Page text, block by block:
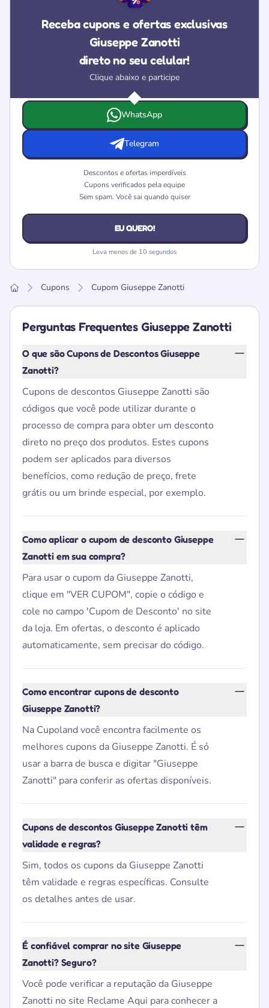
Receba cupons e ofertas exclusivas
Giuseppe Zanotti
direto no seu celular!
Clique abaixo e participe
Escolha onde deseja receber as ofertas e cupons da
WhatsApp
Telegram
Descontos e ofertas imperdíveis
Cupons verificados pela equipe
Sem spam. Você sai quando quiser
EU QUERO!
Leva menos de 10 segundos
Cupons Cupom Giuseppe Zanotti
Perguntas Frequentes Giuseppe Zanotti
O que são Cupons de Descontos Giuseppe
Zanotti?
Cupons de descontos Giuseppe Zanotti são
códigos que você pode utilizar durante o
processo de compra para obter um desconto
direto no preço dos produtos. Estes cupons
podem ser aplicados para diversos
benefícios, como redução de preço, frete
grátis ou um brinde especial, por exemplo.
Como aplicar o cupom de desconto Giuseppe
Zanotti em sua compra?
Para usar o cupom da Giuseppe Zanotti,
clique em "VER CUPOM", copie o código e
cole no campo 'Cupom de Desconto' no site
da loja. Em ofertas, o desconto é aplicado
automaticamente, sem precisar do código.
Como encontrar cupons de desconto
Giuseppe Zanotti?
Na Cupoland você encontra facilmente os
melhores cupons da Giuseppe Zanotti. É só
usar a barra de busca e digitar "Giuseppe
Zanotti" para conferir as ofertas disponíveis.
Cupons de descontos Giuseppe Zanotti têm
validade e regras?
Sim, todos os cupons da Giuseppe Zanotti
têm validade e regras específicas. Consulte
os detalhes antes de usar.
É confiável comprar no site Giuseppe
Zanotti? Seguro?
Você pode verificar a reputação da Giuseppe
Zanotti no site Reclame Aqui para conhecer a